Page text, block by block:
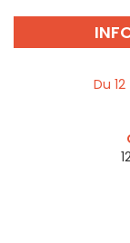
Du